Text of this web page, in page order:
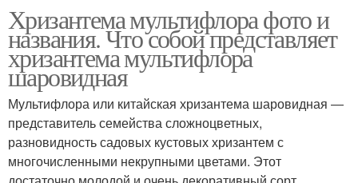
Хризантема мультифлора фото и
названия. Что собой представляет
хризантема мультифлора
шаровидная
Мультифлора или китайская хризантема шаровидная ―
представитель семейства сложноцветных,
разновидность садовых кустовых хризантем с
многочисленными некрупными цветами. Этот